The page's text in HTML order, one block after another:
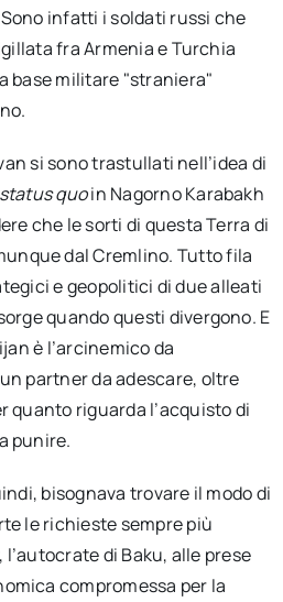
infatti i soldati russi che
fra Armenia e Turchia
base militare "straniera"
si sono trastullati nell’idea di
status quoin Nagorno Karabakh
che le sorti di questa Terra di
dal Cremlino. Tutto fila
e geopolitici di due alleati
quando questi divergono. E
è l’arcinemico da
partner da adescare, oltre
quanto riguarda l’acquisto di
punire.
bisognava trovare il modo di
le richieste sempre più
di Baku, alle prese
compromessa per la